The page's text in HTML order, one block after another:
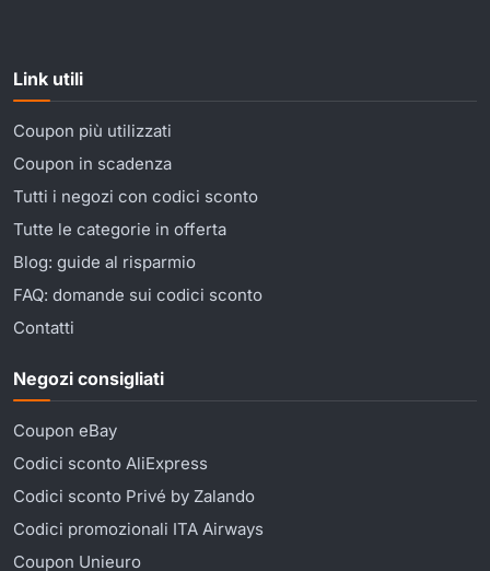
Link utili
Coupon più utilizzati
Coupon in scadenza
Tutti i negozi con codici sconto
Tutte le categorie in offerta
Blog: guide al risparmio
FAQ: domande sui codici sconto
Contatti
Negozi consigliati
Coupon eBay
Codici sconto AliExpress
Codici sconto Privé by Zalando
Codici promozionali ITA Airways
Coupon Unieuro